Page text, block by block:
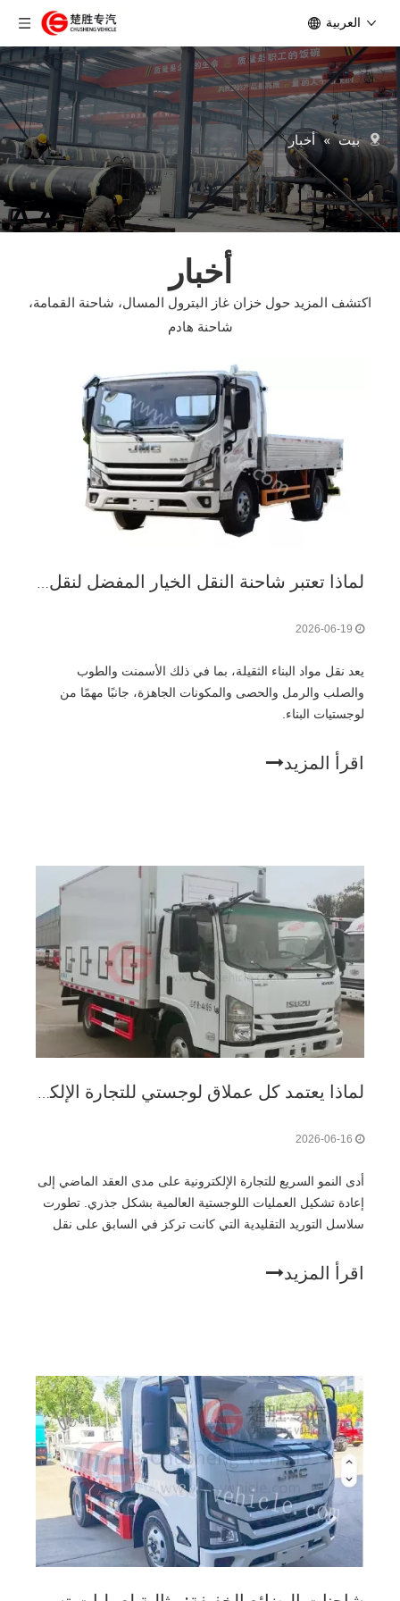
العربية
بيت » أخبار
أخبار
اكتشف المزيد حول خزان غاز البترول المسال، شاحنة القمامة،
شاحنة هادم
لماذا تعتبر شاحنة النقل الخيار المفضل لنقل مواد البناء الثقيلة؟
يعد نقل مواد البناء الثقيلة، بما في ذلك الأسمنت والطوب
والصلب والرمل والحصى والمكونات الجاهزة، جانبًا مهمًا من
لوجستيات البناء.
اقرأ المزيد
لماذا يعتمد كل عملاق لوجستي للتجارة الإلكترونية على شاحنة البضائع الصندوقية الموثوقة
أدى النمو السريع للتجارة الإلكترونية على مدى العقد الماضي إلى
إعادة تشكيل العمليات اللوجستية العالمية بشكل جذري. تطورت
سلاسل التوريد التقليدية التي كانت تركز في السابق على نقل
إلى أنظمة ديناميكية مصممة لتوصيل الطلبات الفردية مباشرة
إلى المستهلكين.
اقرأ المزيد